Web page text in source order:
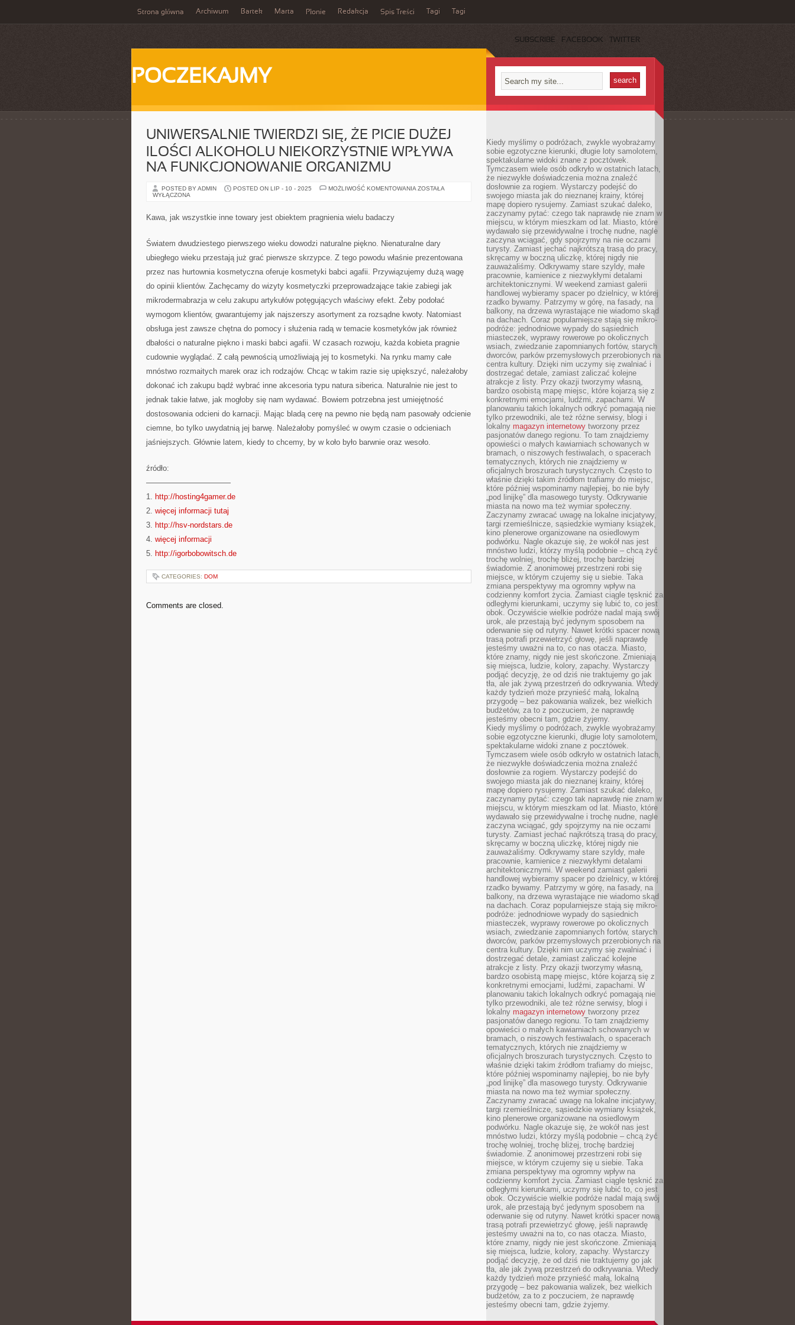
Strona główna Archiwum Bartek Marta Płonie Redakcja Spis Treści Tagi Tagi
SUBSCRIBE FACEBOOK TWITTER
POCZEKAJMY
UNIWERSALNIE TWIERDZI SIĘ, ŻE PICIE DUŻEJ
ILOŚCI ALKOHOLU NIEKORZYSTNIE WPŁYWA
NA FUNKCJONOWANIE ORGANIZMU
POSTED BY ADMIN POSTED ON LIP - 10 - 2025 MOŻLIWOŚĆ KOMENTOWANIA UNIWERSALNIE
NIEKORZYSTNIE
WPŁYWA
FUNKCJONOWANIE
ZOSTAŁA
WYŁĄCZONA
Kawa, jak wszystkie inne towary jest obiektem pragnienia wielu badaczy
Światem dwudziestego pierwszego wieku dowodzi naturalne piękno. Nienaturalne dary
ubiegłego wieku przestają już grać pierwsze skrzypce. Z tego powodu właśnie prezentowana
przez nas hurtownia kosmetyczna oferuje kosmetyki babci agafii. Przywiązujemy dużą wagę
do opinii klientów. Zachęcamy do wizyty kosmetyczki przeprowadzające takie zabiegi jak
mikrodermabrazja w celu zakupu artykułów potęgujących właściwy efekt. Żeby podołać
wymogom klientów, gwarantujemy jak najszerszy asortyment za rozsądne kwoty. Natomiast
obsługa jest zawsze chętna do pomocy i służenia radą w temacie kosmetyków jak również
dbałości o naturalne piękno i maski babci agafii. W czasach rozwoju, każda kobieta pragnie
cudownie wyglądać. Z całą pewnością umożliwiają jej to kosmetyki. Na rynku mamy całe
mnóstwo rozmaitych marek oraz ich rodzajów. Chcąc w takim razie się upiększyć, należałoby
dokonać ich zakupu bądź wybrać inne akcesoria typu natura siberica. Naturalnie nie jest to
jednak takie łatwe, jak mogłoby się nam wydawać. Bowiem potrzebna jest umiejętność
dostosowania odcieni do karnacji. Mając bladą cerę na pewno nie będą nam pasowały odcienie
ciemne, bo tylko uwydatnią jej barwę. Należałoby pomyśleć w owym czasie o odcieniach
jaśniejszych. Głównie latem, kiedy to chcemy, by w koło było barwnie oraz wesoło.
źródło:
———————————
1. http://hosting4gamer.de
2. więcej informacji tutaj
3. http://hsv-nordstars.de
4. więcej informacji
5. http://igorbobowitsch.de
CATEGORIES: DOM
Comments are closed.
Kiedy myślimy o podróżach, zwykle wyobrażamy
sobie egzotyczne kierunki, długie loty samolotem,
spektakularne widoki znane z pocztówek.
Tymczasem wiele osób odkryło w ostatnich latach,
że niezwykłe doświadczenia można znaleźć
dosłownie za rogiem. Wystarczy podejść do
swojego miasta jak do nieznanej krainy, której
mapę dopiero rysujemy. Zamiast szukać daleko,
zaczynamy pytać: czego tak naprawdę nie znam w
miejscu, w którym mieszkam od lat. Miasto, które
wydawało się przewidywalne i trochę nudne, nagle
zaczyna wciągać, gdy spojrzymy na nie oczami
turysty. Zamiast jechać najkrótszą trasą do pracy,
skręcamy w boczną uliczkę, której nigdy nie
zauważaliśmy. Odkrywamy stare szyldy, małe
pracownie, kamienice z niezwykłymi detalami
architektonicznymi. W weekend zamiast galerii
handlowej wybieramy spacer po dzielnicy, w której
rzadko bywamy. Patrzymy w górę, na fasady, na
balkony, na drzewa wyrastające nie wiadomo skąd
na dachach. Coraz popularniejsze stają się mikro-
podróże: jednodniowe wypady do sąsiednich
miasteczek, wyprawy rowerowe po okolicznych
wsiach, zwiedzanie zapomnianych fortów, starych
dworców, parków przemysłowych przerobionych na
centra kultury. Dzięki nim uczymy się zwalniać i
dostrzegać detale, zamiast zaliczać kolejne
atrakcje z listy. Przy okazji tworzymy własną,
bardzo osobistą mapę miejsc, które kojarzą się z
konkretnymi emocjami, ludźmi, zapachami. W
planowaniu takich lokalnych odkryć pomagają nie
tylko przewodniki, ale też różne serwisy, blogi i
lokalny magazyn internetowy tworzony przez
pasjonatów danego regionu. To tam znajdziemy
opowieści o małych kawiarniach schowanych w
bramach, o niszowych festiwalach, o spacerach
tematycznych, których nie znajdziemy w
oficjalnych broszurach turystycznych. Często to
właśnie dzięki takim źródłom trafiamy do miejsc,
które później wspominamy najlepiej, bo nie były
„pod linijkę” dla masowego turysty. Odkrywanie
miasta na nowo ma też wymiar społeczny.
Zaczynamy zwracać uwagę na lokalne inicjatywy,
targi rzemieślnicze, sąsiedzkie wymiany książek,
kino plenerowe organizowane na osiedlowym
podwórku. Nagle okazuje się, że wokół nas jest
mnóstwo ludzi, którzy myślą podobnie – chcą żyć
trochę wolniej, trochę bliżej, trochę bardziej
świadomie. Z anonimowej przestrzeni robi się
miejsce, w którym czujemy się u siebie. Taka
zmiana perspektywy ma ogromny wpływ na
codzienny komfort życia. Zamiast ciągle tęsknić za
odległymi kierunkami, uczymy się lubić to, co jest
obok. Oczywiście wielkie podróże nadal mają swój
urok, ale przestają być jedynym sposobem na
oderwanie się od rutyny. Nawet krótki spacer nową
trasą potrafi przewietrzyć głowę, jeśli naprawdę
jesteśmy uważni na to, co nas otacza. Miasto,
które znamy, nigdy nie jest skończone. Zmieniają
się miejsca, ludzie, kolory, zapachy. Wystarczy
podjąć decyzję, że od dziś nie traktujemy go jak
tła, ale jak żywą przestrzeń do odkrywania. Wtedy
każdy tydzień może przynieść małą, lokalną
przygodę – bez pakowania walizek, bez wielkich
budżetów, za to z poczuciem, że naprawdę
jesteśmy obecni tam, gdzie żyjemy.
Kiedy myślimy o podróżach, zwykle wyobrażamy
sobie egzotyczne kierunki, długie loty samolotem,
spektakularne widoki znane z pocztówek.
Tymczasem wiele osób odkryło w ostatnich latach,
że niezwykłe doświadczenia można znaleźć
dosłownie za rogiem. Wystarczy podejść do
swojego miasta jak do nieznanej krainy, której
mapę dopiero rysujemy. Zamiast szukać daleko,
zaczynamy pytać: czego tak naprawdę nie znam w
miejscu, w którym mieszkam od lat. Miasto, które
wydawało się przewidywalne i trochę nudne, nagle
zaczyna wciągać, gdy spojrzymy na nie oczami
turysty. Zamiast jechać najkrótszą trasą do pracy,
skręcamy w boczną uliczkę, której nigdy nie
zauważaliśmy. Odkrywamy stare szyldy, małe
pracownie, kamienice z niezwykłymi detalami
architektonicznymi. W weekend zamiast galerii
handlowej wybieramy spacer po dzielnicy, w której
rzadko bywamy. Patrzymy w górę, na fasady, na
balkony, na drzewa wyrastające nie wiadomo skąd
na dachach. Coraz popularniejsze stają się mikro-
podróże: jednodniowe wypady do sąsiednich
miasteczek, wyprawy rowerowe po okolicznych
wsiach, zwiedzanie zapomnianych fortów, starych
dworców, parków przemysłowych przerobionych na
centra kultury. Dzięki nim uczymy się zwalniać i
dostrzegać detale, zamiast zaliczać kolejne
atrakcje z listy. Przy okazji tworzymy własną,
bardzo osobistą mapę miejsc, które kojarzą się z
konkretnymi emocjami, ludźmi, zapachami. W
planowaniu takich lokalnych odkryć pomagają nie
tylko przewodniki, ale też różne serwisy, blogi i
lokalny magazyn internetowy tworzony przez
pasjonatów danego regionu. To tam znajdziemy
opowieści o małych kawiarniach schowanych w
bramach, o niszowych festiwalach, o spacerach
tematycznych, których nie znajdziemy w
oficjalnych broszurach turystycznych. Często to
właśnie dzięki takim źródłom trafiamy do miejsc,
które później wspominamy najlepiej, bo nie były
„pod linijkę” dla masowego turysty. Odkrywanie
miasta na nowo ma też wymiar społeczny.
Zaczynamy zwracać uwagę na lokalne inicjatywy,
targi rzemieślnicze, sąsiedzkie wymiany książek,
kino plenerowe organizowane na osiedlowym
podwórku. Nagle okazuje się, że wokół nas jest
mnóstwo ludzi, którzy myślą podobnie – chcą żyć
trochę wolniej, trochę bliżej, trochę bardziej
świadomie. Z anonimowej przestrzeni robi się
miejsce, w którym czujemy się u siebie. Taka
zmiana perspektywy ma ogromny wpływ na
codzienny komfort życia. Zamiast ciągle tęsknić za
odległymi kierunkami, uczymy się lubić to, co jest
obok. Oczywiście wielkie podróże nadal mają swój
urok, ale przestają być jedynym sposobem na
oderwanie się od rutyny. Nawet krótki spacer nową
trasą potrafi przewietrzyć głowę, jeśli naprawdę
jesteśmy uważni na to, co nas otacza. Miasto,
które znamy, nigdy nie jest skończone. Zmieniają
się miejsca, ludzie, kolory, zapachy. Wystarczy
podjąć decyzję, że od dziś nie traktujemy go jak
tła, ale jak żywą przestrzeń do odkrywania. Wtedy
każdy tydzień może przynieść małą, lokalną
przygodę – bez pakowania walizek, bez wielkich
budżetów, za to z poczuciem, że naprawdę
jesteśmy obecni tam, gdzie żyjemy.